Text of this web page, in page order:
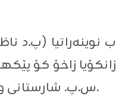
زانکۆیا زاخۆ کۆ
س.پ. شارستانی و ژینگەهێ، بەشداربوون د کۆنفراسێ نێڤدەولەتی یێ ئێکێ ل زانکۆیا پولیتەکنیک ل باژێرێ (میسل).